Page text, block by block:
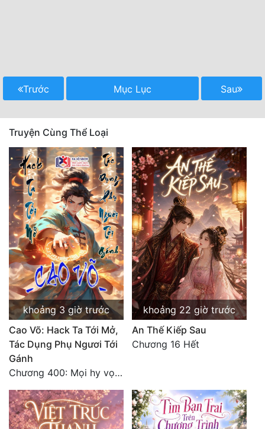
Trước Mục Lục Sau
Truyện Cùng Thể Loại
khoảng 3 giờ trước
Cao Võ: Hack Ta Tới Mở,
Tác Dụng Phụ Ngươi Tới
Gánh
Chương 400: Mọi hy vọng đặt trên Tô Mặc!
khoảng 22 giờ trước
An Thế Kiếp Sau
Chương 16 Hết